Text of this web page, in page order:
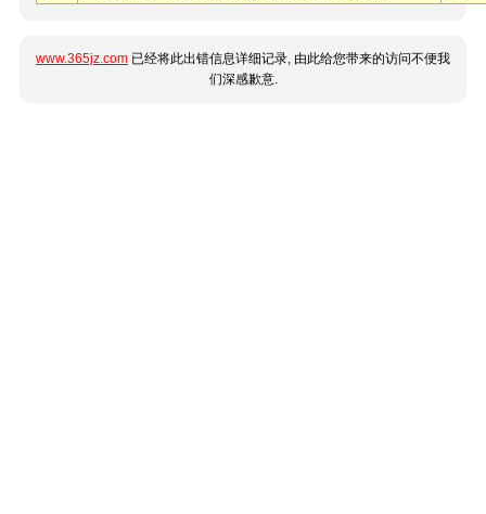
www.365jz.com 已经将此出错信息详细记录, 由此给您带来的访问不便我
们深感歉意.